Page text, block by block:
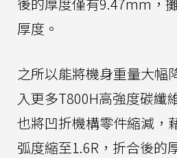
厚度。
之所以能將機身重量大幅
入更多T800H高強度碳纖
也將凹折機構零件縮減，
弧度縮至1.6R，折合後的